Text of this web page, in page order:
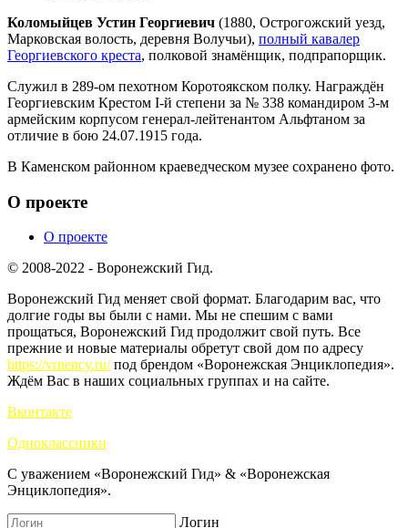
Коломыйцев Устин Георгиевич (1880, Острогожский уезд,
Марковская волость, деревня Волучьи), полный кавалер
Георгиевского креста, полковой знамёнщик, подпрапорщик.
Служил в 289-ом пехотном Коротоякском полку. Награждён
Георгиевским Крестом I-й степени за № 338 командиром 3-м
армейским корпусом генерал-лейтенантом Альфтаном за
отличие в бою 24.07.1915 года.
В Каменском районном краеведческом музее сохранено фото.
О проекте
О проекте
© 2008-2022 - Воронежский Гид.
Воронежский Гид меняет свой формат. Благодарим вас, что
долгие годы вы были с нами. Мы не спешим с вами
прощаться, Воронежский Гид продолжит свой путь. Все
прежние и новые материалы обретут свой дом по адресу
https://vrnency.ru/под брендом «Воронежская Энциклопедия».
Ждём Вас в наших социальных группах и на сайте.
Вконтакте
Одноклассники
С уважением «Воронежский Гид» & «Воронежская
Энциклопедия».
Логин